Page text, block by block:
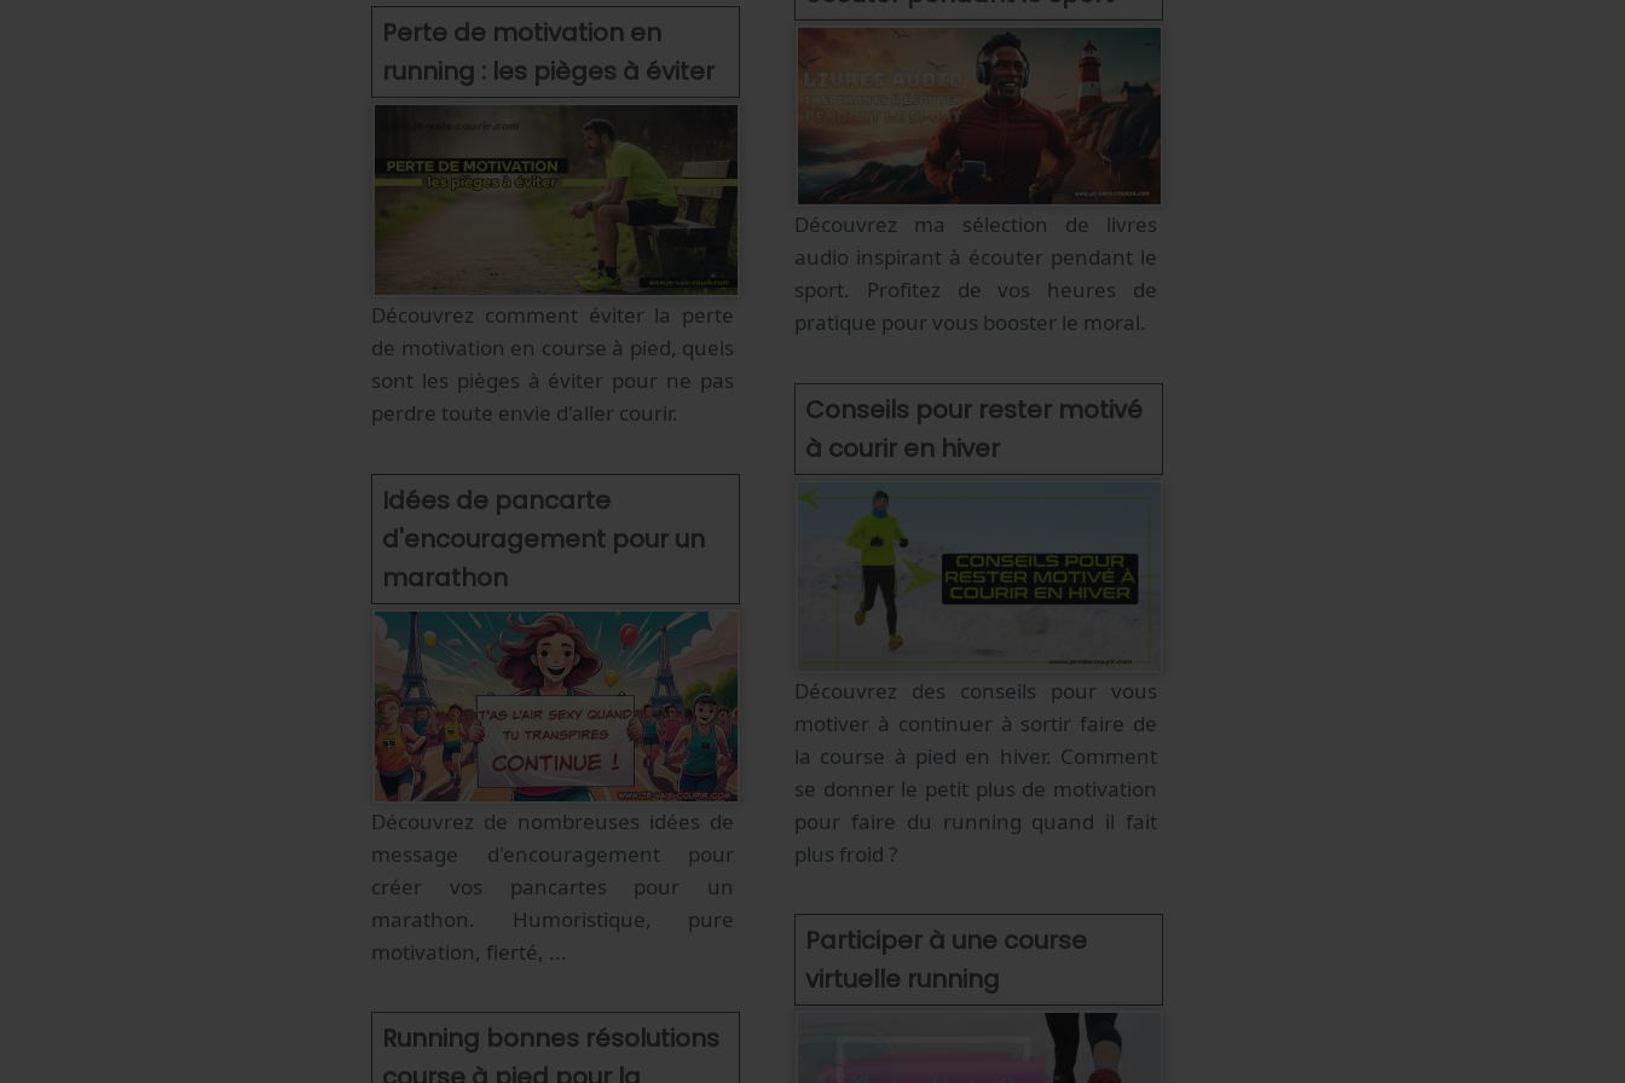
Perte de motivation en
running : les pièges à éviter
Découvrez comment éviter la perte
de motivation en course à pied, quels
sont les pièges à éviter pour ne pas
perdre toute envie d'aller courir.
Idées de pancarte
d'encouragement pour un
marathon
Découvrez de nombreuses idées de
message d'encouragement pour
créer vos pancartes pour un
marathon. Humoristique, pure
motivation, fierté, ...
Running bonnes résolutions
Découvrez ma sélection de livres
audio inspirant à écouter pendant le
sport. Profitez de vos heures de
pratique pour vous booster le moral.
Conseils pour rester motivé
à courir en hiver
Découvrez des conseils pour vous
motiver à continuer à sortir faire de
la course à pied en hiver. Comment
se donner le petit plus de motivation
pour faire du running quand il fait
plus froid ?
Participer à une course
virtuelle running